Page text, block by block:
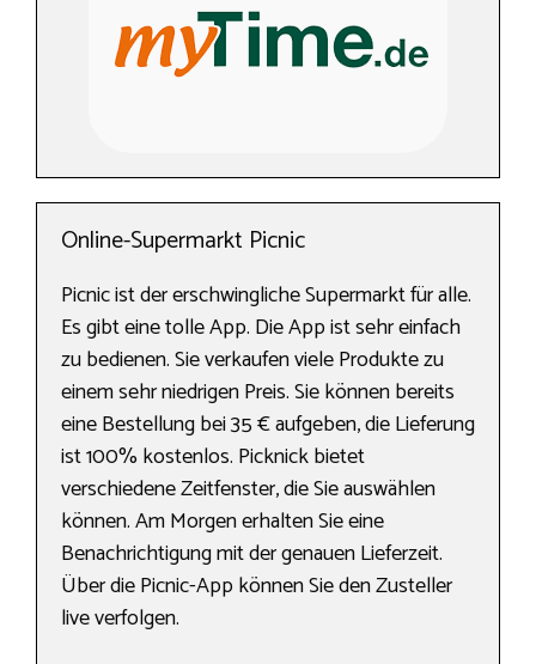
Online-Supermarkt Picnic
Picnic ist der erschwingliche Supermarkt für alle.
Es gibt eine tolle App. Die App ist sehr einfach
zu bedienen. Sie verkaufen viele Produkte zu
einem sehr niedrigen Preis. Sie können bereits
eine Bestellung bei 35 € aufgeben, die Lieferung
ist 100% kostenlos. Picknick bietet
verschiedene Zeitfenster, die Sie auswählen
können. Am Morgen erhalten Sie eine
Benachrichtigung mit der genauen Lieferzeit.
Über die Picnic-App können Sie den Zusteller
live verfolgen.